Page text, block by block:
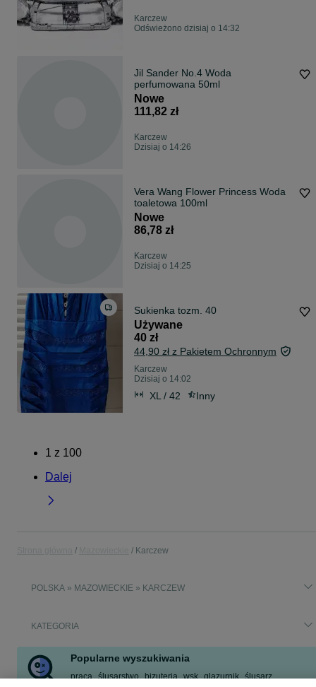
Karczew
Odświeżono dzisiaj o 14:32
Jil Sander No.4 Woda
perfumowana 50ml
Nowe
111,82 zł
Karczew
Dzisiaj o 14:26
Vera Wang Flower Princess Woda
toaletowa 100ml
Nowe
86,78 zł
Karczew
Dzisiaj o 14:25
Sukienka tozm. 40
Używane
40 zł
44,90 zł z Pakietem Ochronnym
Karczew
Dzisiaj o 14:02
XL / 42 Inny
1 z 100
Dalej
Karczew
POLSKA » MAZOWIECKIE » KARCZEW
KATEGORIA
Popularne wyszukiwania
praca ślusarstwo bizuteria wsk glazurnik ślusarz